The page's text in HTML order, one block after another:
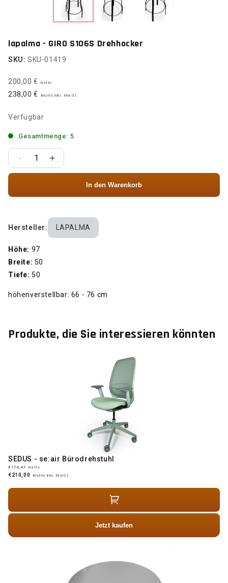
lapalma - GIRO S106S Drehhocker
SKU: SKU-01419
200,00 € Netto
238,00 € Brutto inkl. MwSt.
Verfügbar
Gesamtmenge: 5
- +
In den Warenkorb
Hersteller: LAPALMA
Höhe: 97
Breite: 50
Tiefe: 50
höhenverstellbar: 66 - 76 cm
Produkte, die Sie interessieren könnten
SEDUS - se:air Bürodrehstuhl
€176,47 Netto
€210,00 Brutto inkl. MwSt.
Jetzt kaufen